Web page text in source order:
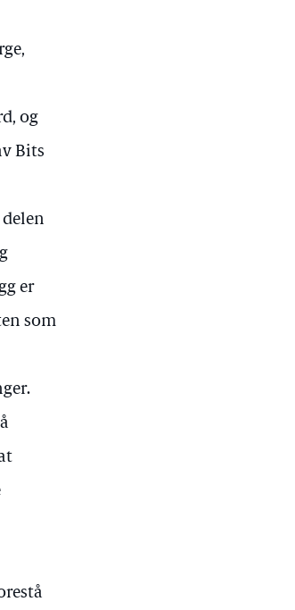
og
Bits
er
som